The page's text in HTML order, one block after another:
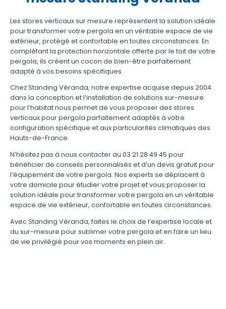
Les stores verticaux sur mesure représentent la solution idéale
pour transformer votre pergola en un véritable espace de vie
extérieur, protégé et confortable en toutes circonstances. En
complétant la protection horizontale offerte par le toit de votre
pergola, ils créent un cocon de bien-être parfaitement
adapté à vos besoins spécifiques.
Chez Standing Véranda, notre expertise acquise depuis 2004
dans la conception et l’installation de solutions sur-mesure
pour l’habitat nous permet de vous proposer des stores
verticaux pour pergola parfaitement adaptés à votre
configuration spécifique et aux particularités climatiques des
Hauts-de-France.
N’hésitez pas à nous contacter au 03 21 28 49 45 pour
bénéficier de conseils personnalisés et d’un devis gratuit pour
l’équipement de votre pergola. Nos experts se déplacent à
votre domicile pour étudier votre projet et vous proposer la
solution idéale pour transformer votre pergola en un véritable
espace de vie extérieur, confortable en toutes circonstances.
Avec Standing Véranda, faites le choix de l’expertise locale et
du sur-mesure pour sublimer votre pergola et en faire un lieu
de vie privilégié pour vos moments en plein air.